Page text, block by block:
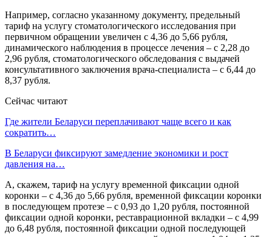
Например, согласно указанному документу, предельный
тариф на услугу стоматологического исследования при
первичном обращении увеличен с 4,36 до 5,66 рубля,
динамического наблюдения в процессе лечения – с 2,28 до
2,96 рубля, стоматологического обследования с выдачей
консультативного заключения врача-специалиста – с 6,44 до
8,37 рубля.
Сейчас читают
Где жители Беларуси переплачивают чаще всего и как
сократить…
В Беларуси фиксируют замедление экономики и рост
давления на…
А, скажем, тариф на услугу временной фиксации одной
коронки – с 4,36 до 5,66 рубля, временной фиксации коронки
в последующем протезе – с 0,93 до 1,20 рубля, постоянной
фиксации одной коронки, реставрационной вкладки – с 4,99
до 6,48 рубля, постоянной фиксации одной последующей